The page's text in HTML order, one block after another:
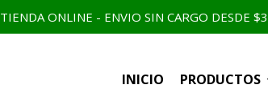
TIENDA ONLINE - ENVIO SIN CARGO DESDE
INICIO PRODUCTOS